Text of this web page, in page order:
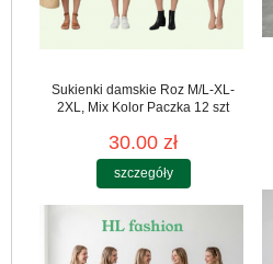
Sukienki damskie Roz M/L-XL-
2XL, Mix Kolor Paczka 12 szt
30.00 zł
szczegóły